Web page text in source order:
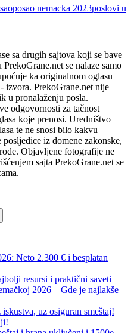
posao nemacka 2023poslovi u
sa drugih sajtova koji se bave
se nalaze samo
ka originalnom oglasu
izvora. PrekoGrane.net nije
u pronalaženju posla.
odgovornosti za tačnost
koje prenosi. Uredništvo
te ne snosi bilo kakvu
iz domene zakonske,
Objavljene fotografije ne
sajta PrekoGrane.net se
Neto 2.300 € i besplatan
resursi i praktični saveti
2026 – Gde je najlakše
uz osiguran smeštaj!